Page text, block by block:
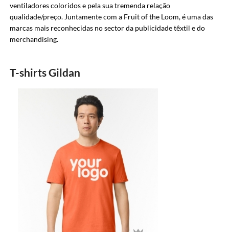
ventiladores coloridos e pela sua tremenda relação
qualidade/preço. Juntamente com a Fruit of the Loom, é uma das
marcas mais reconhecidas no sector da publicidade têxtil e do
merchandising.
T-shirts Gildan